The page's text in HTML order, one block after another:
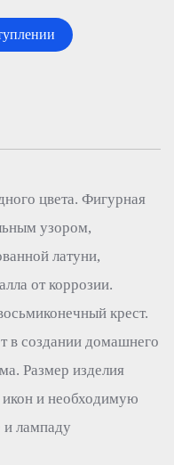
цвета. Фигурная
узором,
латуни,
от коррозии.
крест.
в создании домашнего
Размер изделия
икон и необходимую
и лампаду